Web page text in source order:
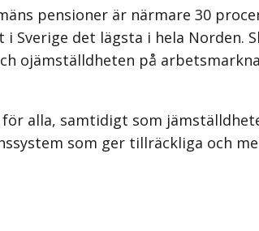
pensioner är närmare 30
det lägsta i hela Norden.
ojämställdheten på
alla, samtidigt som
som ger tillräckliga och